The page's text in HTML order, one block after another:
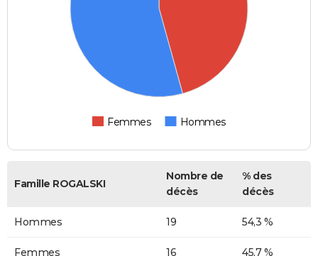
Femmes Hommes
Famille ROGALSKI
Nombre de
décès
% des
décès
Hommes 19 54,3 %
Femmes 16 45,7 %